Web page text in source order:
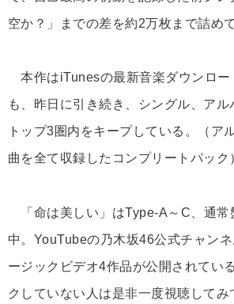
空か？」までの差を約2万枚まで詰め
本作はiTunesの最新音楽ダウンロー
も、昨日に引き続き、シングル、ア
トップ3圏内をキープしている。（ア
曲を全て収録したコンプリートパック
「命は美しい」はType-A～C、通常
中。YouTubeの乃木坂46公式チャンネ
ージックビデオ4作品が公開されてい
クしていない人は是非一度視聴してみ